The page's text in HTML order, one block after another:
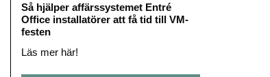
Så hjälper affärssystemet Entré
Office installatörer att få tid till VM-
festen
Läs mer här!